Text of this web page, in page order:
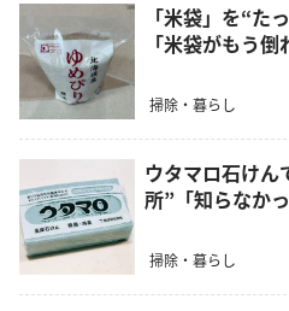
「米袋」を“た
「米袋がもう
掃除・暮らし
ウタマロ石けん
所”「知らなか
掃除・暮らし